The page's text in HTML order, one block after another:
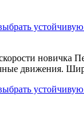
новичка
движения.